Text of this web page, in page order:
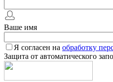
Ваше имя
Я согласен на обработку
Защита от автоматического